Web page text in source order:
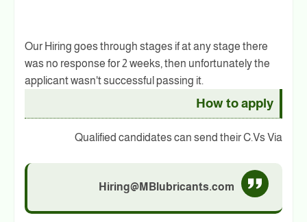
Our Hiring goes through stages if at any stage there
was no response for 2 weeks, then unfortunately the
applicant wasn't successful passing it.
How to apply
Qualified candidates can send their C.Vs Via
Hiring@MBlubricants.com